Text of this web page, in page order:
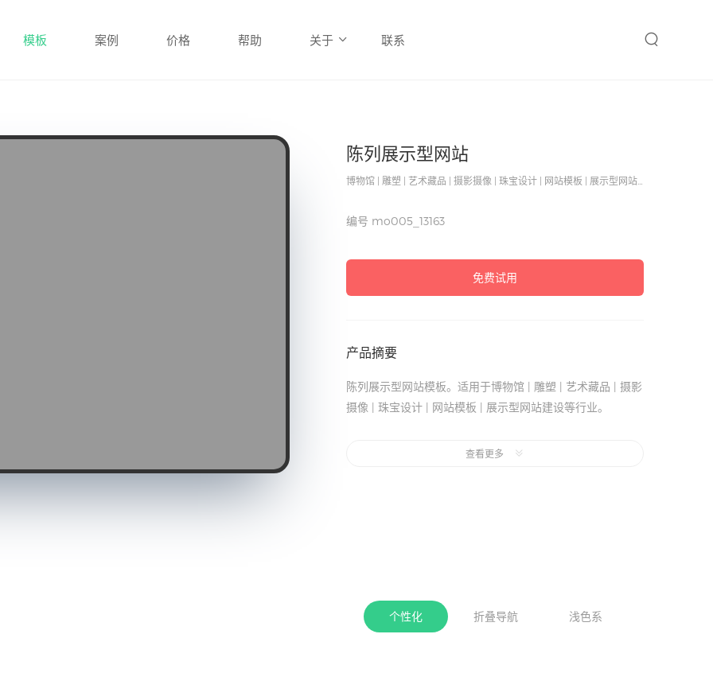
模板 案例 价格 帮助 关于 联系
陈列展示型网站
博物馆 | 雕塑 | 艺术藏品 | 摄影摄像 | 珠宝设计 | 网站模板 | 展示型网站建设
编号 mo005_13163
免费试用
产品摘要
陈列展示型网站模板。适用于博物馆 | 雕塑 | 艺术藏品 | 摄影
摄像 | 珠宝设计 | 网站模板 | 展示型网站建设等行业。
网页风格：白色,汉堡导航,个性化。
查看更多
个性化 折叠导航 浅色系